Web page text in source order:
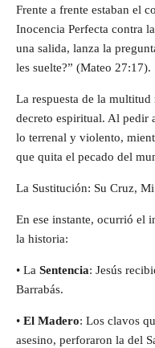
Frente a frente estaban el
Inocencia Perfecta contra
una salida, lanza la
les suelte?” (Mateo 27:17).
La respuesta de la
decreto espiritual. Al pedir
lo terrenal y violento,
que quita el pecado del
La Sustitución: Su Cruz,
En ese instante, ocurrió el
la historia:
• La Sentencia: Jesús
Barrabás.
• El Madero: Los clavos
asesino, perforaron la del